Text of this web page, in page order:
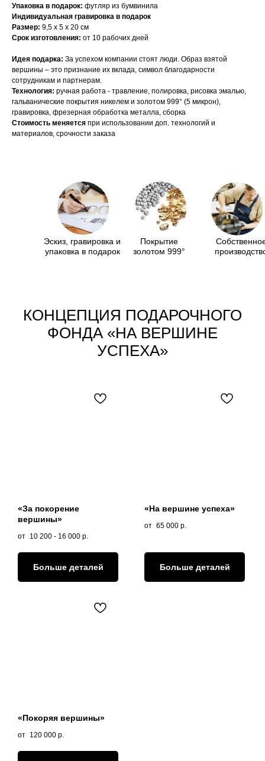
Упаковка в подарок: футляр из бумвинила
Индивидуальная гравировка в подарок
Размер: 9,5 x 5 x 20 см
Срок изготовления: от 10 рабочих дней
Идея подарка: За успехом компании стоят люди. Образ взятой
вершины – это признание их вклада, символ благодарности
сотрудникам и партнерам.
Технология: ручная работа - травление, полировка, рисовка эмалью,
гальванические покрытия никелем и золотом 999° (5 микрон),
гравировка, фрезерная обработка металла, сборка
Стоимость меняется при использовании доп. технологий и
материалов, срочности заказа
Эскиз, гравировка и
упаковка в подарок
Покрытие
золотом 999°
КОНЦЕПЦИЯ ПОДАРОЧНОГО
ФОНДА «НА ВЕРШИНЕ
УСПЕХА»
«За покорение
вершины»
10 200 - 16 000 р.
Больше деталей
«На вершине успеха»
65 000 р.
Больше деталей
«Покоряя вершины»
120 000 р.